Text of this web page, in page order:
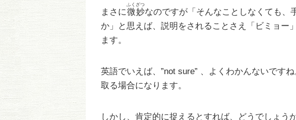
まさに微妙
ふくざつ
なのですが「そんなことしなくても、
か」と思えば、説明をされることさえ「ビミョー
ます。
英語でいえば、”not sure” 、よくわかんないです
取る場合になります。
しかし、肯定的に捉えるとすれば、どうでしょうか